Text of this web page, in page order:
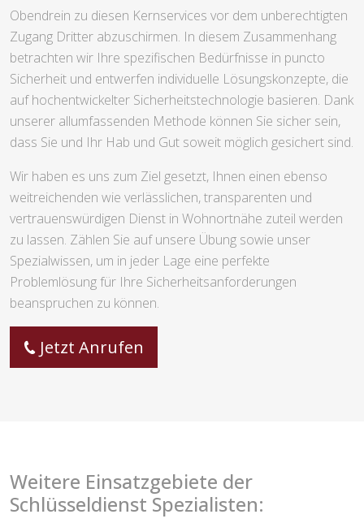
Obendrein zu diesen Kernservices vor dem unberechtigten
Zugang Dritter abzuschirmen. In diesem Zusammenhang
betrachten wir Ihre spezifischen Bedürfnisse in puncto
Sicherheit und entwerfen individuelle Lösungskonzepte, die
auf hochentwickelter Sicherheitstechnologie basieren. Dank
unserer allumfassenden Methode können Sie sicher sein,
dass Sie und Ihr Hab und Gut soweit möglich gesichert sind.
Wir haben es uns zum Ziel gesetzt, Ihnen einen ebenso
weitreichenden wie verlässlichen, transparenten und
vertrauenswürdigen Dienst in Wohnortnähe zuteil werden
zu lassen. Zählen Sie auf unsere Übung sowie unser
Spezialwissen, um in jeder Lage eine perfekte
Problemlösung für Ihre Sicherheitsanforderungen
beanspruchen zu können.
Jetzt Anrufen
Weitere Einsatzgebiete der
Schlüsseldienst Spezialisten: